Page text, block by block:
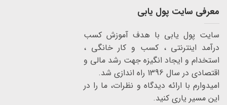
معرفی سایت پول یابی
سایت پول یابی با هدف آموزش کسب
درآمد اینترنتی ، کسب و کار خانگی ،
استخدام و ایجاد انگیزه جهت رشد مالی و
اقتصادی در سال 1396 راه اندازی شد.
امیدوارم با ارائه دیدگاه و نظرات، ما را در
این مسیر یاری کنید.